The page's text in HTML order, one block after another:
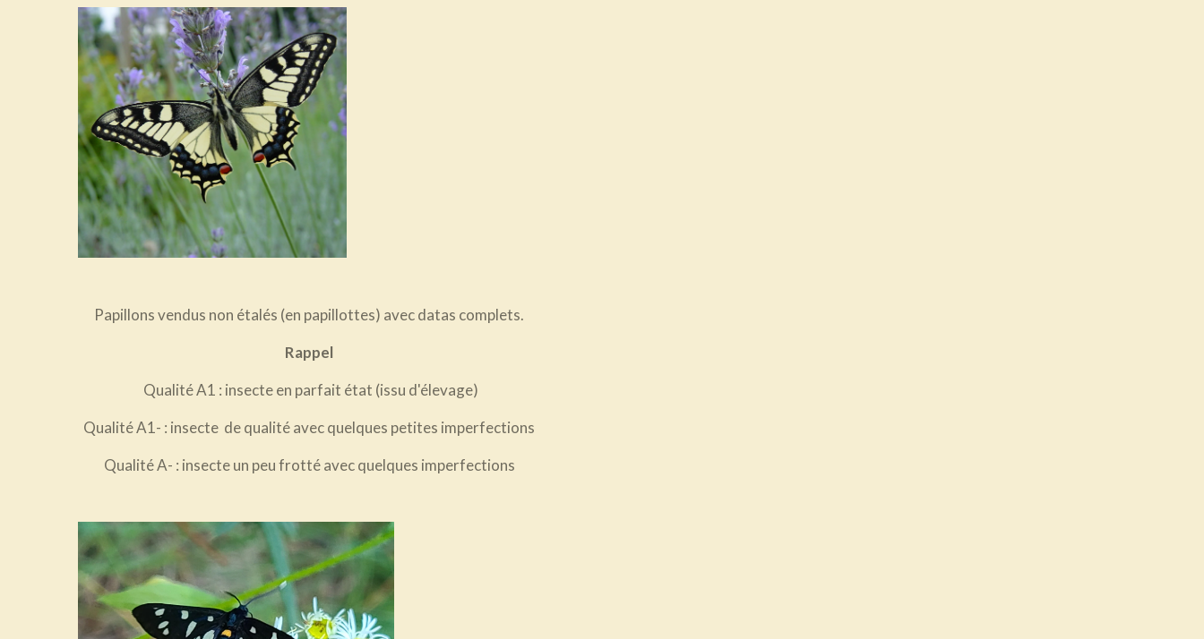
Papillons vendus non étalés (en papillottes) avec datas complets.
Rappel
Qualité A1 : insecte en parfait état (issu d'élevage)
Qualité A1- : insecte de qualité avec quelques petites imperfections
Qualité A- : insecte un peu frotté avec quelques imperfections